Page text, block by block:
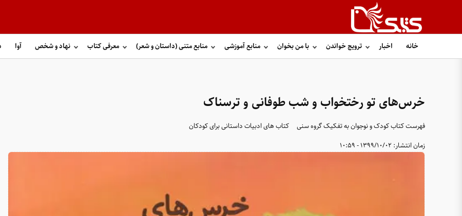
خانه اخبار ترویج خواندن با من بخوان منابع آموزشی منابع متنی (داستان و شعر) معرفی کتاب نهاد و شخص آوا
خرس‌های تو رختخواب و شب طوفانی و ترسناک
فهرست کتاب کودک و نوجوان به تفکیک گروه سنی
کتاب های ادبیات داستانی برای کودکان
زمان انتشار: 1399/10/02 - 10:59